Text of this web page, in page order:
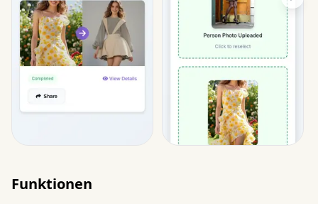
Funktionen